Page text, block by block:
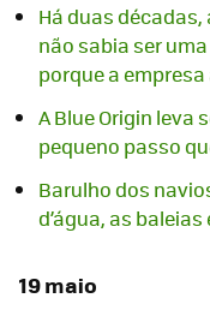
Há duas décadas,
não sabia ser
porque a
A Blue Origin leva
pequeno passo
Barulho dos
d’água, as
19 maio